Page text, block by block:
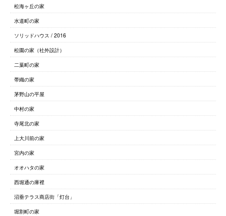
松海ヶ丘の家
水道町の家
ソリッドハウス / 2016
松園の家（社外設計）
二葉町の家
帯織の家
茅野山の平屋
中村の家
寺尾北の家
上大川前の家
宮内の家
オオハタの家
西堀通の庫裡
沼垂テラス商店街「灯台」
堀割町の家